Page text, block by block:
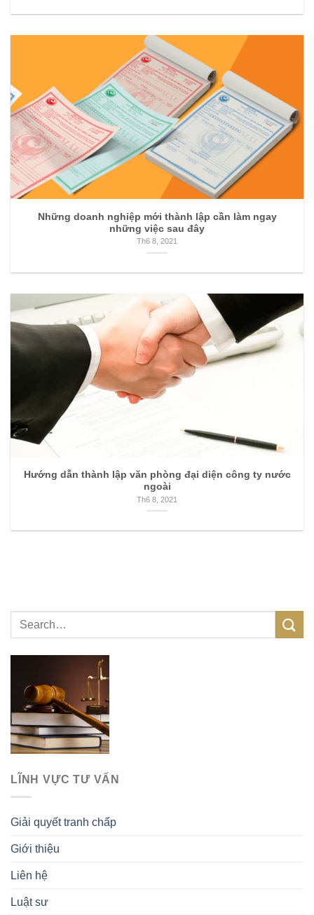
Những doanh nghiệp mới thành lập cần làm ngay
những việc sau đây
Th6 8, 2021
Hướng dẫn thành lập văn phòng đại diện công ty nước
ngoài
Th6 8, 2021
LĨNH VỰC TƯ VẤN
Giải quyết tranh chấp
Giới thiệu
Liên hệ
Luật sư